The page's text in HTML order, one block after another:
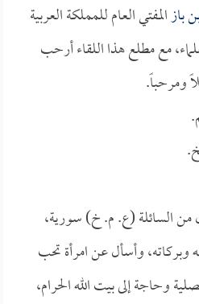
بازالمفتي العام للمملكة العربية
مع مطلع هذا اللقاء أرحب
ومرحباً.
من السائلة (ع. م. خ) سورية،
وبركاته، وأسأل عن امرأة تحب
وحاجة إلى بيت الله الحرام،